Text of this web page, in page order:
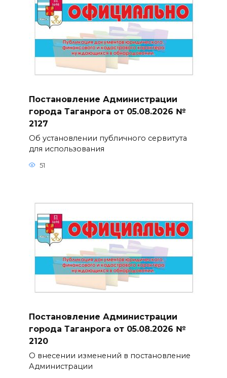
Постановление Администрации
города Таганрога от 05.08.2026 №
2127
Об установлении публичного сервитута
для использования
51
Постановление Администрации
города Таганрога от 05.08.2026 №
2120
О внесении изменений в постановление
Администрации